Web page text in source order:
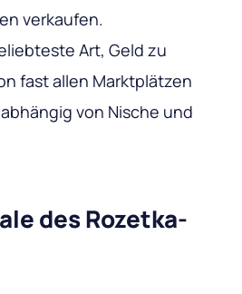
verkaufen.
Art, Geld zu
fast allen Marktplätzen
von Nische und
des Rozetka-